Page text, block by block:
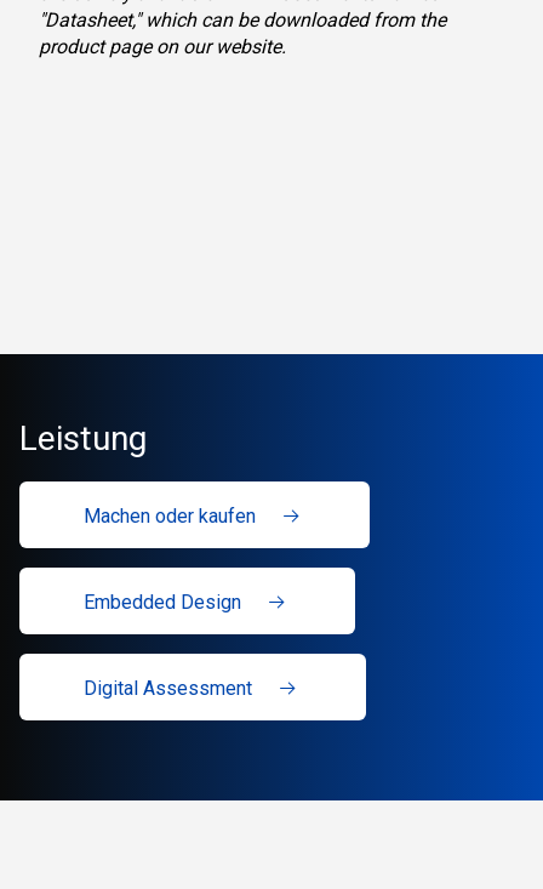
"Datasheet," which can be downloaded from the
product page on our website.
Leistung
Machen oder kaufen
Embedded Design
Digital Assessment